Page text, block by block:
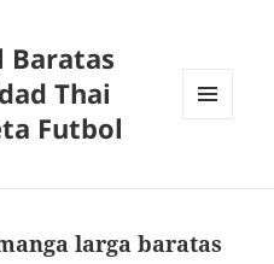
Baratas
Thai
Futbol
larga baratas